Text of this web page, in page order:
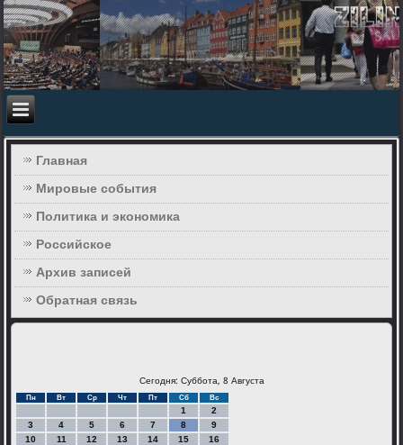
Главная
Мировые события
Политика и экономика
Российское
Архив записей
Обратная связь
Сегодня: Суббота, 8 Августа
Пн Вт Ср Чт Пт Сб Вс
1
2
3
4 5 6 7 8
9
10
11 12 13 14 15
16